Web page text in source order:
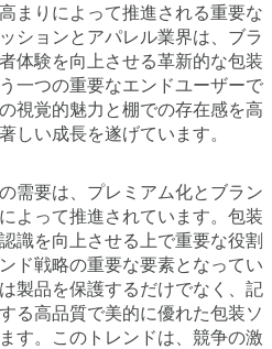
まりによって推進される重要な
ションとアパレル業界は、ブラ
体験を向上させる革新的な包装
一つの重要なエンドユーザーで
視覚的魅力と棚での存在感を高
しい成長を遂げています。
需要は、プレミアム化とブラン
よって推進されています。包装
識を向上させる上で重要な役割
ド戦略の重要な要素となってい
製品を保護するだけでなく、記
る高品質で美的に優れた包装ソ
す。このトレンドは、競争の激